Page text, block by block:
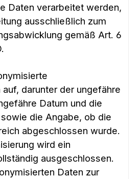
Daten verarbeitet werden,
ausschließlich zum
gemäß Art. 6
darunter der ungefähre
Datum und die
die Angabe, ob die
abgeschlossen wurde.
wird ein
ausgeschlossen.
Daten zur